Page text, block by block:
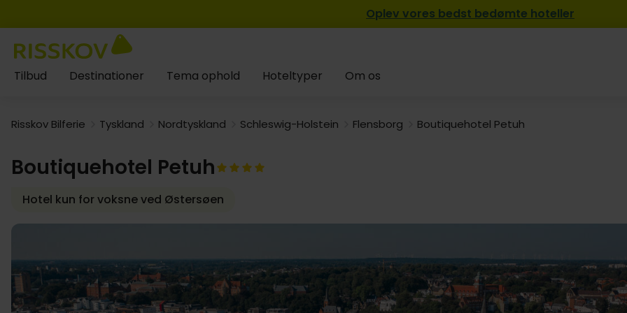
Oplev vores bedst bedømte hoteller
Tilbud Destinationer Tema ophold Hoteltyper Om os
Risskov Bilferie Tyskland Nordtyskland Schleswig-Holstein Flensborg Boutiquehotel Petuh
Boutiquehotel Petuh
Hotel kun for voksne ved Østersøen